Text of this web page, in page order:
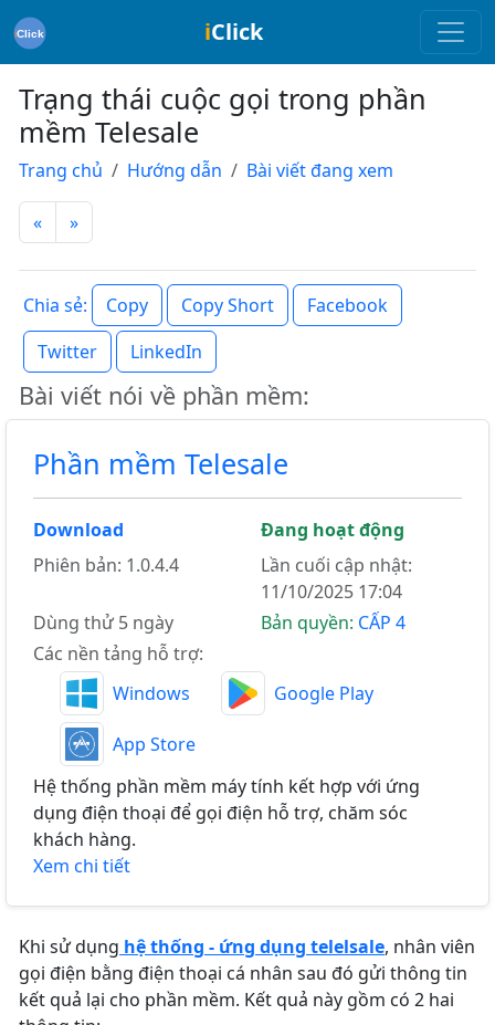
iClick
Trạng thái cuộc gọi trong phần
mềm Telesale
Trang chủ Hướng dẫn Bài viết đang xem
« »
Chia sẻ: Copy Copy Short
Facebook
Twitter
LinkedIn
Bài viết nói về phần mềm:
Phần mềm Telesale
Download
Đang hoạt động
Phiên bản: 1.0.4.4
Lần cuối cập nhật:
11/10/2025 17:04
Dùng thử 5 ngày
Bản quyền: CẤP 4
Các nền tảng hỗ trợ:
Windows
Google Play
App Store
Hệ thống phần mềm máy tính kết hợp với ứng
dụng điện thoại để gọi điện hỗ trợ, chăm sóc
khách hàng.
Xem chi tiết
Khi sử dụng hệ thống - ứng dụng telelsale, nhân viên
gọi điện bằng điện thoại cá nhân sau đó gửi thông tin
kết quả lại cho phần mềm. Kết quả này gồm có 2 hai